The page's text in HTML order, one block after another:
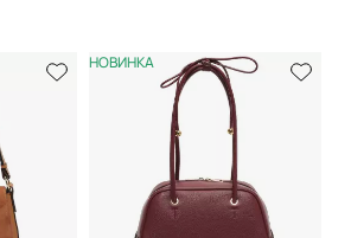
Сначала новинки
Сначала популярные
По возрастанию цены
По убыванию цены
По размеру скидки
НОВИНКА